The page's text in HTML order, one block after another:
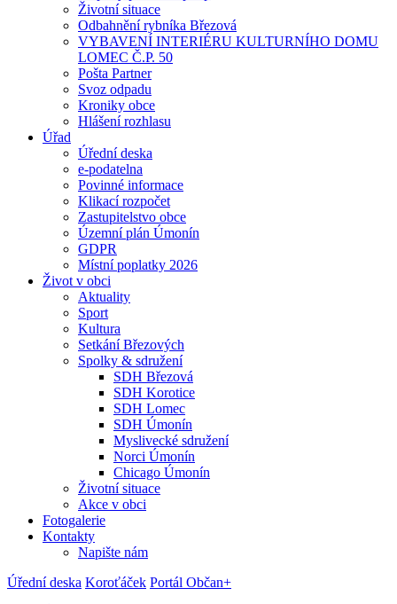
Životní situace
Odbahnění rybníka Březová
VYBAVENÍ INTERIÉRU KULTURNÍHO DOMU
LOMEC Č.P. 50
Pošta Partner
Svoz odpadu
Kroniky obce
Hlášení rozhlasu
Úřad
Úřední deska
e-podatelna
Povinné informace
Klikací rozpočet
Zastupitelstvo obce
Územní plán Úmonín
GDPR
Místní poplatky 2026
Život v obci
Aktuality
Sport
Kultura
Setkání Březových
Spolky & sdružení
SDH Březová
SDH Korotice
SDH Lomec
SDH Úmonín
Myslivecké sdružení
Norci Úmonín
Chicago Úmonín
Životní situace
Akce v obci
Fotogalerie
Kontakty
Napište nám
Úřední deska Koroťáček Portál Občan+